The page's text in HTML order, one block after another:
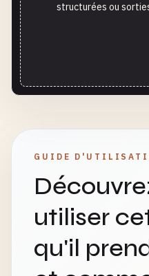
structurées ou
GUIDE
utiliser
qu'il